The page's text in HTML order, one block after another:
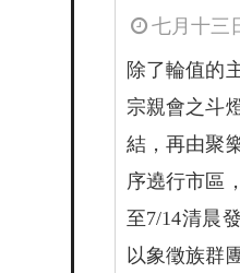
七月十三
除了輪值的
宗親會之斗
結，再由聚
序遶行市區
至7/14清晨
以象徵族群